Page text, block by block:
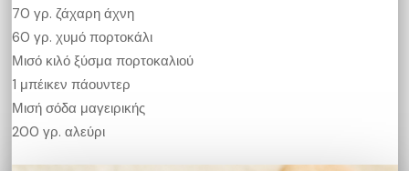
70 γρ. ζάχαρη άχνη
60 γρ. χυμό πορτοκάλι
Μισό κιλό ξύσμα πορτοκαλιού
1 μπέικεν πάουντερ
Μισή σόδα μαγειρικής
200 γρ. αλεύρι